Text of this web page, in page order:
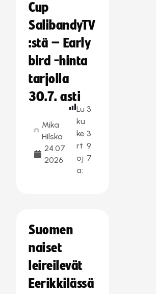
Cup
SalibandyTV
:stä – Early
bird -hinta
tarjolla
30.7. asti
Mika
Hilska
24.07.
2026
Lu
ku
ke
rt
oj
a:
3
3
9
7
Suomen
naiset
leireilevät
Eerikkilässä